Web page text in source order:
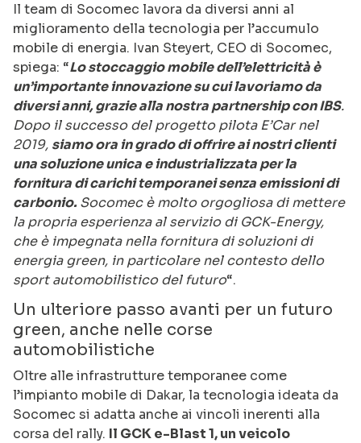
Il team di Socomec lavora da diversi anni al
miglioramento della tecnologia per l’accumulo
mobile di energia. Ivan Steyert, CEO di Socomec,
spiega: “Lo stoccaggio mobile dell’elettricità è
un’importante innovazione su cui lavoriamo da
diversi anni, grazie alla nostra partnership con IBS.
Dopo il successo del progetto pilota E’Car nel
2019, siamo ora in grado di offrire ai nostri clienti
una soluzione unica e industrializzata per la
fornitura di carichi temporanei senza emissioni di
carbonio.Socomec è molto orgogliosa di mettere
la propria esperienza al servizio di GCK-Energy,
che è impegnata nella fornitura di soluzioni di
energia green, in particolare nel contesto dello
sport automobilistico del futuro“.
Un ulteriore passo avanti per un futuro
green, anche nelle corse
automobilistiche
Oltre alle infrastrutture temporanee come
l’impianto mobile di Dakar, la tecnologia ideata da
Socomec si adatta anche ai vincoli inerenti alla
corsa del rally. Il GCK e-Blast 1, un veicolo